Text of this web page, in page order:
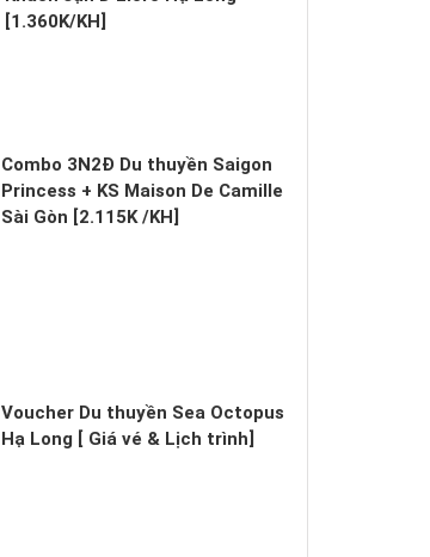
[1.360K/KH]
Combo 3N2Đ Du thuyền Saigon
Princess + KS Maison De Camille
Sài Gòn [2.115K /KH]
Voucher Du thuyền Sea Octopus
Hạ Long [ Giá vé & Lịch trình]